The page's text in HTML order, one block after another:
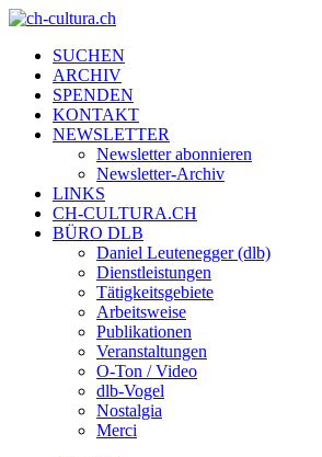
SUCHEN
ARCHIV
SPENDEN
KONTAKT
NEWSLETTER
Newsletter abonnieren
Newsletter-Archiv
LINKS
CH-CULTURA.CH
BÜRO DLB
Daniel Leutenegger (dlb)
Dienstleistungen
Tätigkeitsgebiete
Arbeitsweise
Publikationen
Veranstaltungen
O-Ton / Video
dlb-Vogel
Nostalgia
Merci